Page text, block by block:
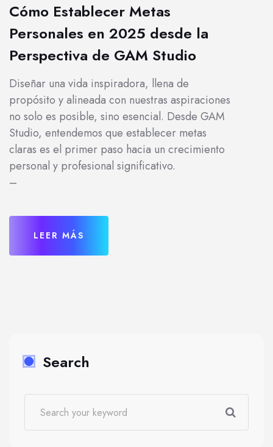
Cómo Establecer Metas
Personales en 2025 desde la
Perspectiva de GAM Studio
Diseñar una vida inspiradora, llena de
propósito y alineada con nuestras aspiraciones
no solo es posible, sino esencial. Desde GAM
Studio, entendemos que establecer metas
claras es el primer paso hacia un crecimiento
personal y profesional significativo.
–
LEER MÁS
Search